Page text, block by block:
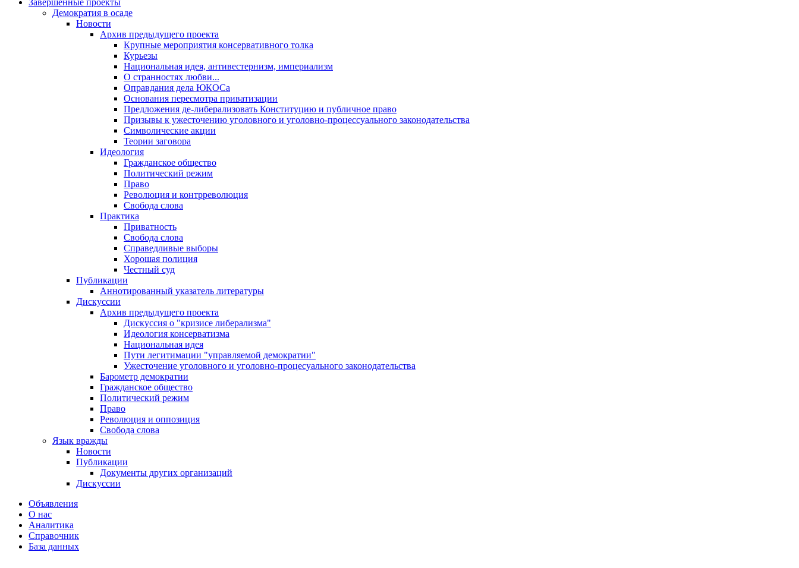
Завершенные проекты
Демократия в осаде
Новости
Архив предыдущего проекта
Крупные мероприятия консервативного толка
Курьезы
Национальная идея, антивестернизм, империализм
О странностях любви...
Оправдания дела ЮКОСа
Основания пересмотра приватизации
Предложения де-либерализовать Конституцию и публичное право
Призывы к ужесточению уголовного и уголовно-процессуального законодательства
Символические акции
Теории заговора
Идеология
Гражданское общество
Политический режим
Право
Революция и контрреволюция
Свобода слова
Практика
Приватность
Свобода слова
Справедливые выборы
Хорошая полиция
Честный суд
Публикации
Аннотированный указатель литературы
Дискуссии
Архив предыдущего проекта
Дискуссия о "кризисе либерализма"
Идеология консерватизма
Национальная идея
Пути легитимации "управляемой демократии"
Ужесточение уголовного и уголовно-процесуального законодательства
Барометр демократии
Гражданское общество
Политический режим
Право
Революция и оппозиция
Свобода слова
Язык вражды
Новости
Публикации
Документы других организаций
Дискуссии
Объявления
О нас
Аналитика
Справочник
База данных